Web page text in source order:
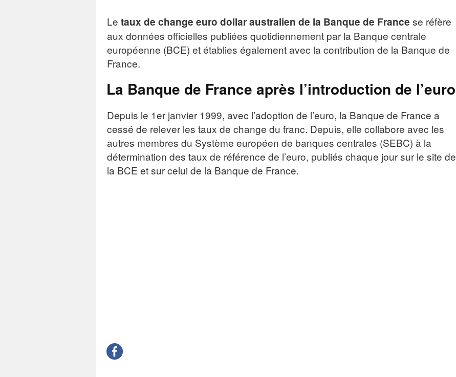
Le taux de change euro dollar australien de la Banque de France se réfère
aux données officielles publiées quotidiennement par la Banque centrale
européenne (BCE) et établies également avec la contribution de la Banque de
France.
La Banque de France après l’introduction de l’euro
Depuis le 1er janvier 1999, avec l’adoption de l’euro, la Banque de France a
cessé de relever les taux de change du franc. Depuis, elle collabore avec les
autres membres du Système européen de banques centrales (SEBC) à la
détermination des taux de référence de l’euro, publiés chaque jour sur le site de
la BCE et sur celui de la Banque de France.